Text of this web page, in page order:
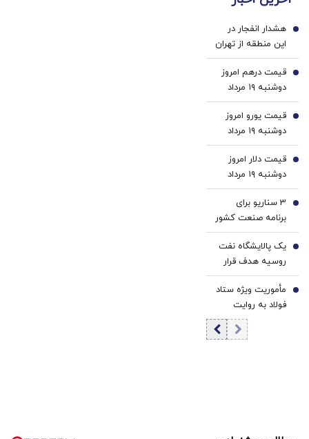
بکش!
محافظت
لباس
در
مقابل
بید
برگردون
(40%off)
هشدار انفجار در
این منطقه از تهران
1
قیمت درهم امروز
دوشنبه ۱۹ مرداد
۱۴۰۵/ افزایش
قیمت درهم
2
قیمت یورو امروز
دوشنبه ۱۹ مرداد
۱۴۰۵/ کاهش
قیمت یورو
3
قیمت دلار امروز
دوشنبه ۱۹ مرداد
۱۴۰۵/ افزایش
قیمت دلار
4
3 سناریو برای
برنامه صنعت کشور
| رئیس ایمیدرو:
زنجیره فولاد با
قیچی قیمت و
هزینه مواجه است
| تاب‌آوری فولاد
صرفاً فنی نیست،
تاب‌آوری اقتصادی
و بهره‌وری مدیریتی
5
یک پالایشگاه نفت
روسیه هدف قرار
گرفت+ جزئیات
6
مأموریت ویژه ستاد
فولاد به روایت
معاون وزیر صمت |
در شرایط جنگی،
7